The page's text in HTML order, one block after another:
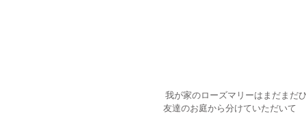
我が家のローズマリーはまだまだ
友達のお庭から分けていただいて